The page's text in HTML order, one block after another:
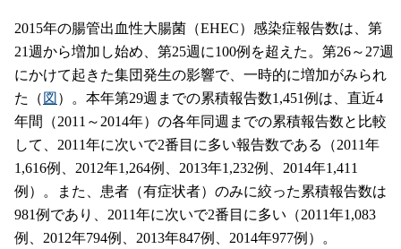
2015年の腸管出血性大腸菌（EHEC）感染症報告数は、第
21週から増加し始め、第25週に100例を超えた。第26～27週
にかけて起きた集団発生の影響で、一時的に増加がみられ
た（ 図 ）。本年第29週までの累積報告数1,451例は、直近4
年間（2011～2014年）の各年同週までの累積報告数と比較
して、2011年に次いで2番目に多い報告数である（2011年
1,616例、2012年1,264例、2013年1,232例、2014年1,411
例）。また、患者（有症状者）のみに絞った累積報告数は
981例であり、2011年に次いで2番目に多い（2011年1,083
例、2012年794例、2013年847例、2014年977例）。